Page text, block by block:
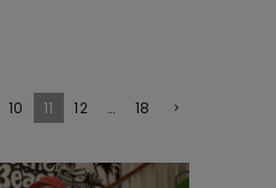
10 11 12 … 18